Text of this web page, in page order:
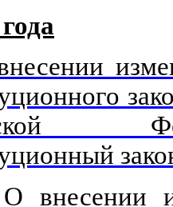
О внесении